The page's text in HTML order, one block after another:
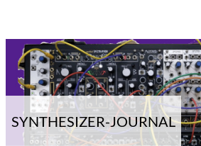
SYNTHESIZER-JOURNAL